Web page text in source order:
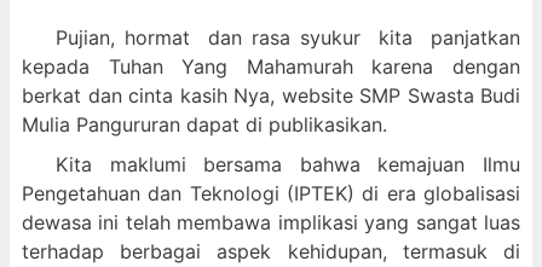
Pujian, hormat dan rasa syukur kita panjatkan
kepada Tuhan Yang Mahamurah karena dengan
berkat dan cinta kasih Nya, website SMP Swasta Budi
Mulia Pangururan dapat di publikasikan.
Kita maklumi bersama bahwa kemajuan Ilmu
Pengetahuan dan Teknologi (IPTEK) di era globalisasi
dewasa ini telah membawa implikasi yang sangat luas
terhadap berbagai aspek kehidupan, termasuk di